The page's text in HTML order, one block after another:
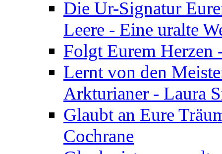
Die Ur-Signatur
Leere - Eine uralte
Folgt Eurem
Lernt von den
Arkturianer - Laura
Glaubt an Eure
Cochrane